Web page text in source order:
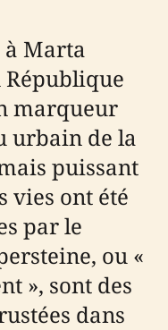
à Marta
marqueur
urbain de la
puissant
vies ont été
par le
ou «
», sont des
dans